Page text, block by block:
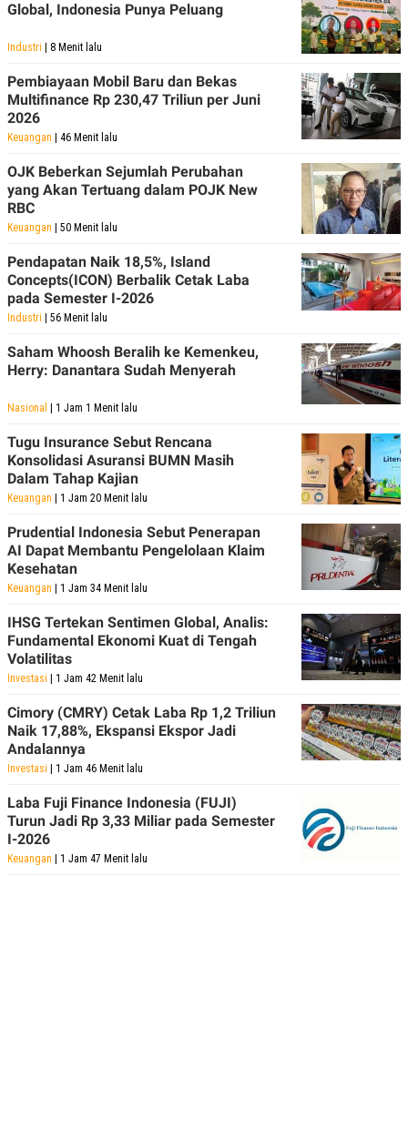
Global, Indonesia Punya Peluang
Industri | 8 Menit lalu
Pembiayaan Mobil Baru dan Bekas
Multifinance Rp 230,47 Triliun per Juni
2026
Keuangan | 46 Menit lalu
OJK Beberkan Sejumlah Perubahan
yang Akan Tertuang dalam POJK New
RBC
Keuangan | 50 Menit lalu
Pendapatan Naik 18,5%, Island
Concepts(ICON) Berbalik Cetak Laba
pada Semester I-2026
Industri | 56 Menit lalu
Saham Whoosh Beralih ke Kemenkeu,
Herry: Danantara Sudah Menyerah
Nasional | 1 Jam 1 Menit lalu
Tugu Insurance Sebut Rencana
Konsolidasi Asuransi BUMN Masih
Dalam Tahap Kajian
Keuangan | 1 Jam 20 Menit lalu
Prudential Indonesia Sebut Penerapan
AI Dapat Membantu Pengelolaan Klaim
Kesehatan
Keuangan | 1 Jam 34 Menit lalu
IHSG Tertekan Sentimen Global, Analis:
Fundamental Ekonomi Kuat di Tengah
Volatilitas
Investasi | 1 Jam 42 Menit lalu
Cimory (CMRY) Cetak Laba Rp 1,2 Triliun
Naik 17,88%, Ekspansi Ekspor Jadi
Andalannya
Investasi | 1 Jam 46 Menit lalu
Laba Fuji Finance Indonesia (FUJI)
Turun Jadi Rp 3,33 Miliar pada Semester
I-2026
Keuangan | 1 Jam 47 Menit lalu